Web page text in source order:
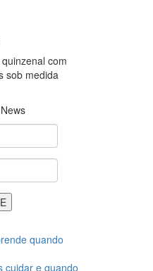
com
sob medida
quando
cuidar e quando